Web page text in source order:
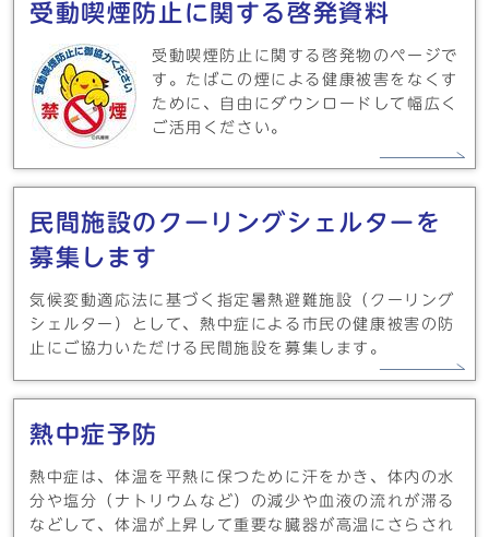
受動喫煙防止に関する啓発資料
受動喫煙防止に関する啓発物のページで
す。たばこの煙による健康被害をなくす
ために、自由にダウンロードして幅広く
ご活用ください。
民間施設のクーリングシェルターを
募集します
気候変動適応法に基づく指定暑熱避難施設（クーリング
シェルター）として、熱中症による市民の健康被害の防
止にご協力いただける民間施設を募集します。
熱中症予防
熱中症は、体温を平熱に保つために汗をかき、体内の水
分や塩分（ナトリウムなど）の減少や血液の流れが滞る
などして、体温が上昇して重要な臓器が高温にさらされ